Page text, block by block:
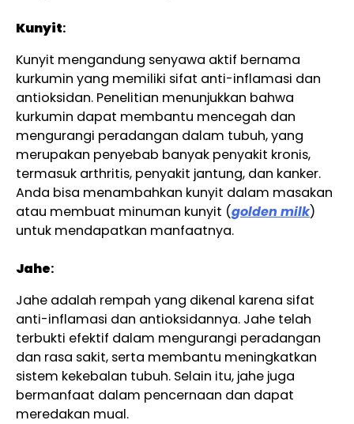
Kunyit:
Kunyit mengandung senyawa aktif bernama
kurkumin yang memiliki sifat anti-inflamasi dan
antioksidan. Penelitian menunjukkan bahwa
kurkumin dapat membantu mencegah dan
mengurangi peradangan dalam tubuh, yang
merupakan penyebab banyak penyakit kronis,
termasuk arthritis, penyakit jantung, dan kanker.
Anda bisa menambahkan kunyit dalam masakan
atau membuat minuman kunyit (golden milk)
untuk mendapatkan manfaatnya.
Jahe:
Jahe adalah rempah yang dikenal karena sifat
anti-inflamasi dan antioksidannya. Jahe telah
terbukti efektif dalam mengurangi peradangan
dan rasa sakit, serta membantu meningkatkan
sistem kekebalan tubuh. Selain itu, jahe juga
bermanfaat dalam pencernaan dan dapat
meredakan mual.